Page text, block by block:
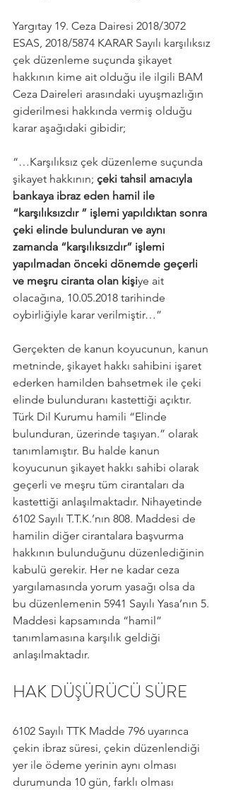
Yargıtay 19. Ceza Dairesi 2018/3072
ESAS, 2018/5874 KARAR Sayılı karşılıksız
çek düzenleme suçunda şikayet
hakkının kime ait olduğu ile ilgili BAM
Ceza Daireleri arasındaki uyuşmazlığın
giderilmesi hakkında vermiş olduğu
karar aşağıdaki gibidir;
“…Karşılıksız çek düzenleme suçunda
şikayet hakkının; çeki tahsil amacıyla
bankaya ibraz eden hamil ile
“karşılıksızdır ” işlemi yapıldıktan sonra
çeki elinde bulunduran ve aynı
zamanda “karşılıksızdır” işlemi
yapılmadan önceki dönemde geçerli
ve meşru ciranta olan kişiye ait
olacağına, 10.05.2018 tarihinde
oybirliğiyle karar verilmiştir…”
Gerçekten de kanun koyucunun, kanun
metninde, şikayet hakkı sahibini işaret
ederken hamilden bahsetmek ile çeki
elinde bulunduranı kastettiği açıktır.
Türk Dil Kurumu hamili “Elinde
bulunduran, üzerinde taşıyan.” olarak
tanımlamıştır. Bu halde kanun
koyucunun şikayet hakkı sahibi olarak
geçerli ve meşru tüm cirantaları da
kastettiği anlaşılmaktadır. Nihayetinde
6102 Sayılı T.T.K.’nın 808. Maddesi de
hamilin diğer cirantalara başvurma
hakkının bulunduğunu düzenlediğinin
kabulü gerekir. Her ne kadar ceza
yargılamasında yorum yasağı olsa da
bu düzenlemenin 5941 Sayılı Yasa’nın 5.
Maddesi kapsamında “hamil”
tanımlamasına karşılık geldiği
anlaşılmaktadır.
HAK DÜŞÜRÜCÜ SÜRE
6102 Sayılı TTK Madde 796 uyarınca
çekin ibraz süresi, çekin düzenlendiği
yer ile ödeme yerinin aynı olması
durumunda 10 gün, farklı olması